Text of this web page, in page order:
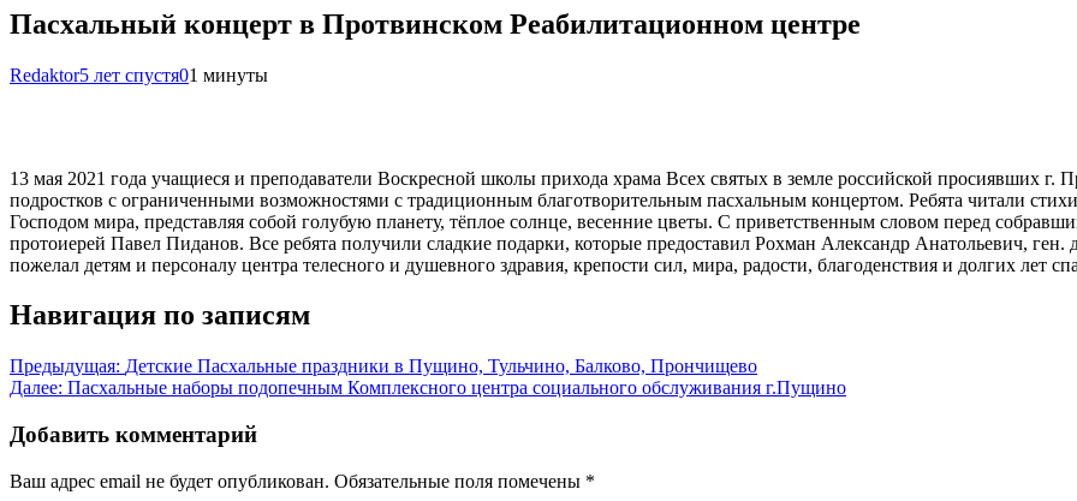
Пасхальный концерт в Протвинском Реабилитационном центре
Redaktor5 лет спустя01 минуты
13 мая 2021 года учащиеся и преподаватели Воскресной школы прихода храма Всех святых в земле российской просиявших
подростков с ограниченными возможностями с традиционным благотворительным пасхальным концертом. Ребята читали
Господом мира, представляя собой голубую планету, тёплое солнце, весенние цветы. С приветственным словом перед
протоиерей Павел Пиданов. Все ребята получили сладкие подарки, которые предоставил Рохман Александр Анатольевич,
пожелал детям и персоналу центра телесного и душевного здравия, крепости сил, мира, радости, благоденствия и долгих лет
Навигация по записям
Предыдущая: Детские Пасхальные праздники в Пущино, Тульчино, Балково, Прончищево
Далее: Пасхальные наборы подопечным Комплексного центра социального обслуживания г.Пущино
Добавить комментарий
Ваш адрес email не будет опубликован. Обязательные поля помечены *